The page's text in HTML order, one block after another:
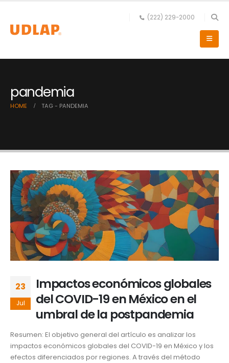
(222) 229-2000
pandemia
HOME TAG - PANDEMIA
23
Jul
Impactos económicos globales
del COVID-19 en México en el
umbral de la postpandemia
Resumen: El objetivo general del artículo es analizar los
impactos económicos globales del COVID-19 en México y los
efectos diferenciados por regiones. A través del método